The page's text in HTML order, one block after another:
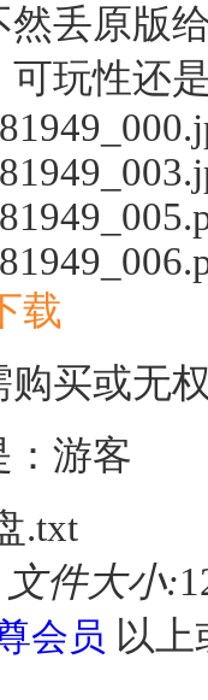
丢原版
玩性还
载
购买或无
：游客
.txt
文件大小:
会员 以